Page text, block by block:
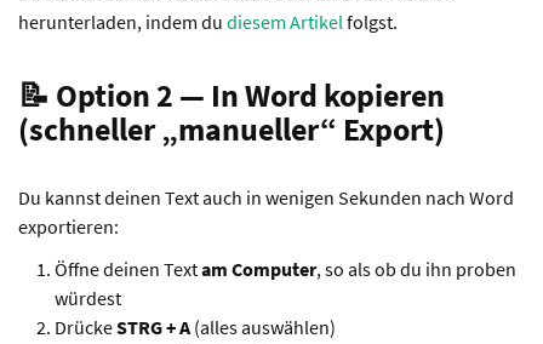
herunterladen, indem du diesem Artikelfolgst.
📝 Option 2 — In Word kopieren
(schneller „manueller“ Export)
Du kannst deinen Text auch in wenigen Sekunden nach Word
exportieren:
Öffne deinen Textam Computer, so als ob du ihn proben
würdest
DrückeSTRG + A(alles auswählen)